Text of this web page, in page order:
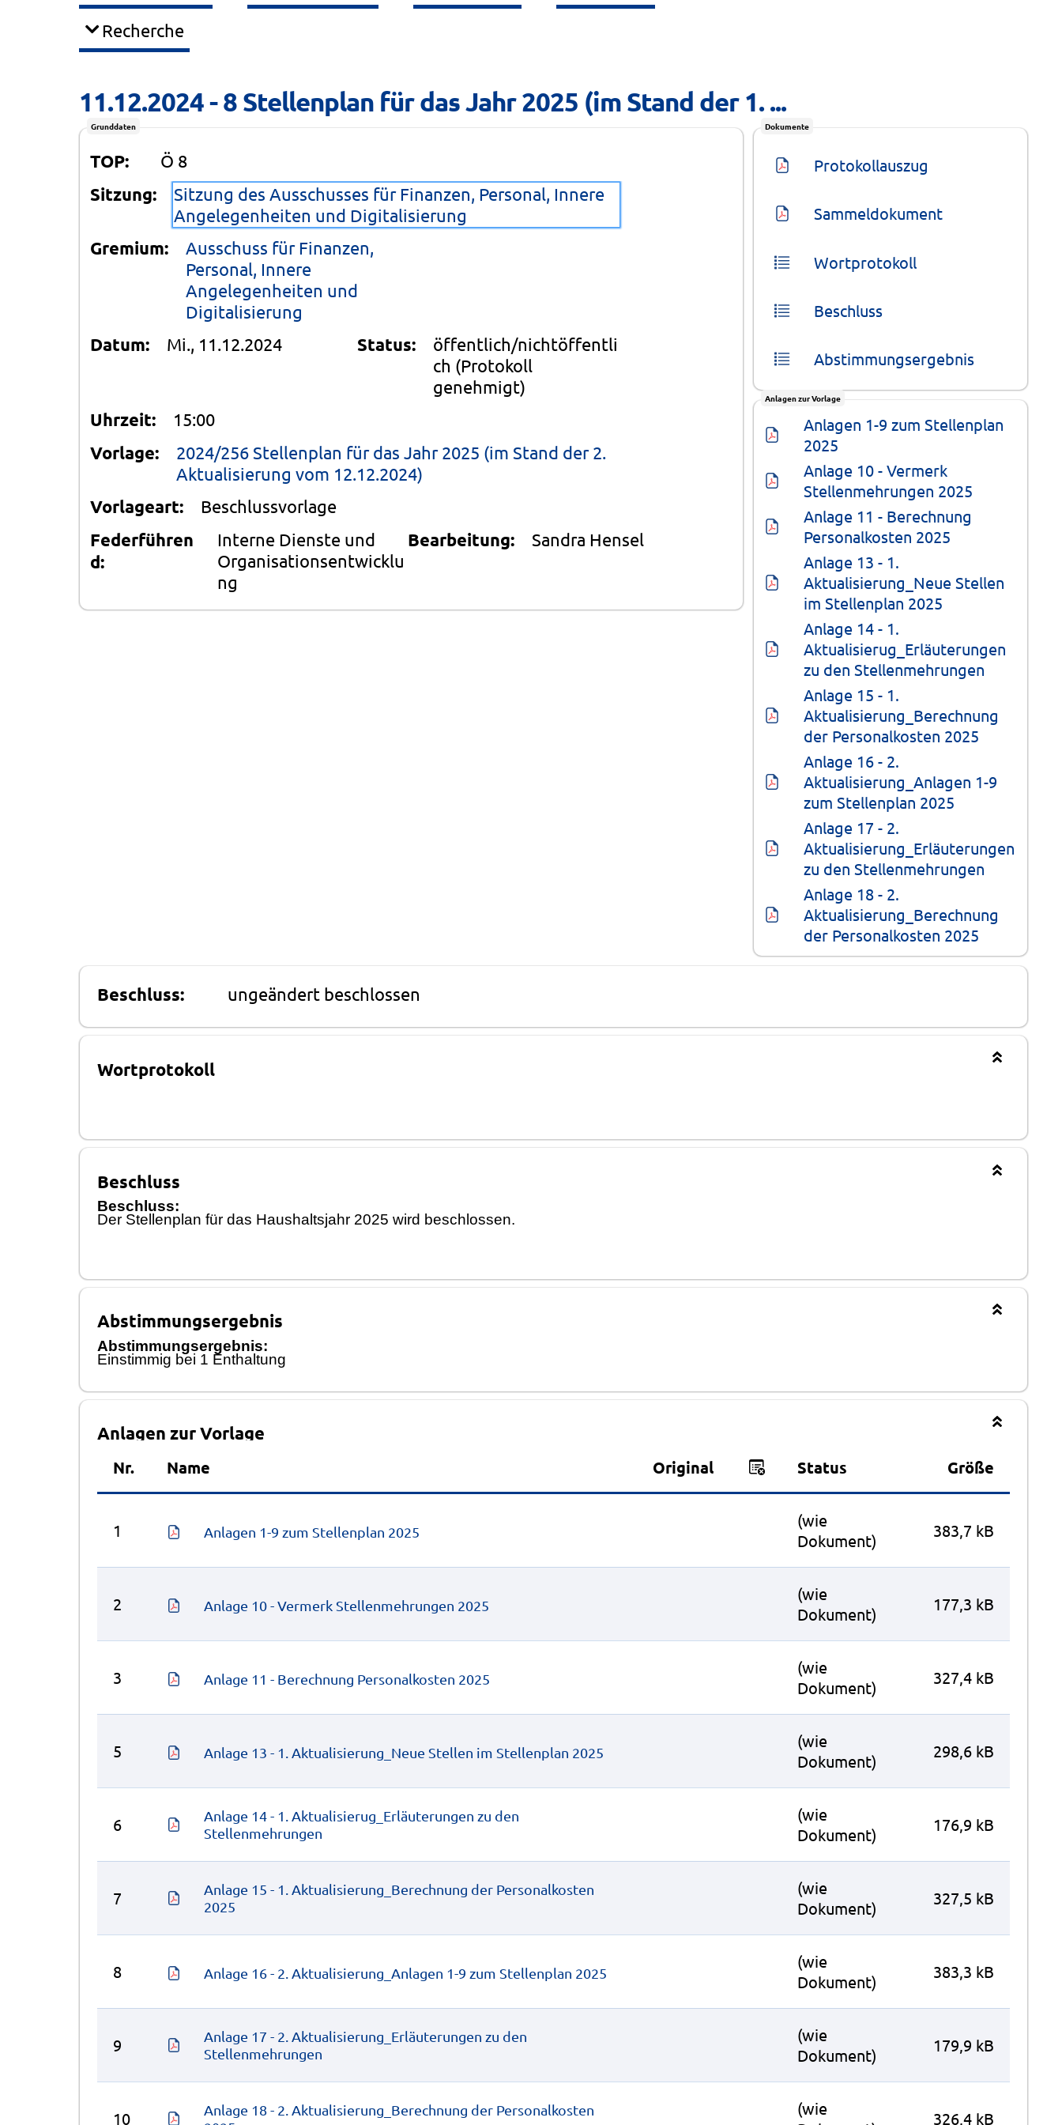
Recherche
11.12.2024 - 8 Stellenplan für das Jahr 2025 (im Stand der 1. ...
Grunddaten
TOP: Ö 8
Sitzung:
Sitzung des Ausschusses für Finanzen, Personal, Innere
Angelegenheiten und Digitalisierung
Gremium:
Ausschuss für Finanzen,
Personal, Innere
Angelegenheiten und
Digitalisierung
Datum: Mi., 11.12.2024 Status:
öffentlich/nichtöffentli
ch (Protokoll
genehmigt)
Uhrzeit: 15:00
Vorlage:
2024/256 Stellenplan für das Jahr 2025 (im Stand der 2.
Aktualisierung vom 12.12.2024)
Vorlageart: Beschlussvorlage
Federführen
d:
Interne Dienste und
Organisationsentwicklu
ng
Bearbeitung: Sandra Hensel
Dokumente
Protokollauszug
Sammeldokument
Wortprotokoll
Beschluss
Abstimmungsergebnis
Anlagen zur Vorlage
Anlagen 1-9 zum Stellenplan
2025
Anlage 10 - Vermerk
Stellenmehrungen 2025
Anlage 11 - Berechnung
Personalkosten 2025
Anlage 13 - 1.
Aktualisierung_Neue Stellen
im Stellenplan 2025
Anlage 14 - 1.
Aktualisierug_Erläuterungen
zu den Stellenmehrungen
Anlage 15 - 1.
Aktualisierung_Berechnung
der Personalkosten 2025
Anlage 16 - 2.
Aktualisierung_Anlagen 1-9
zum Stellenplan 2025
Anlage 17 - 2.
Aktualisierung_Erläuterungen
zu den Stellenmehrungen
Anlage 18 - 2.
Aktualisierung_Berechnung
der Personalkosten 2025
Beschluss: ungeändert beschlossen
Wortprotokoll
Beschluss
Beschluss:
Der Stellenplan für das Haushaltsjahr 2025 wird beschlossen.
Abstimmungsergebnis
Abstimmungsergebnis:
Einstimmig bei 1 Enthaltung
Anlagen zur Vorlage
Nr. Name Original Status Größe
1 Anlagen 1-9 zum Stellenplan 2025
(wie
Dokument)
383,7 kB
2 Anlage 10 - Vermerk Stellenmehrungen 2025
(wie
Dokument)
177,3 kB
3 Anlage 11 - Berechnung Personalkosten 2025
(wie
Dokument)
327,4 kB
5 Anlage 13 - 1. Aktualisierung_Neue Stellen im Stellenplan 2025
(wie
Dokument)
298,6 kB
6
Anlage 14 - 1. Aktualisierug_Erläuterungen zu den
Stellenmehrungen
(wie
Dokument)
176,9 kB
7
Anlage 15 - 1. Aktualisierung_Berechnung der Personalkosten
2025
(wie
Dokument)
327,5 kB
8 Anlage 16 - 2. Aktualisierung_Anlagen 1-9 zum Stellenplan 2025
(wie
Dokument)
383,3 kB
9
Anlage 17 - 2. Aktualisierung_Erläuterungen zu den
Stellenmehrungen
(wie
Dokument)
179,9 kB
10
Anlage 18 - 2. Aktualisierung_Berechnung der Personalkosten
(wie
326,4 kB